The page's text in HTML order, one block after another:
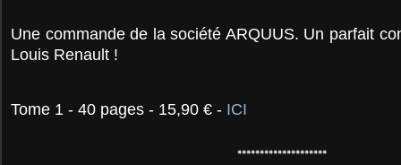
Une commande de la société ARQUUS. Un parfait
Louis Renault !
Tome 1 - 40 pages - 15,90 € - ICI
********************